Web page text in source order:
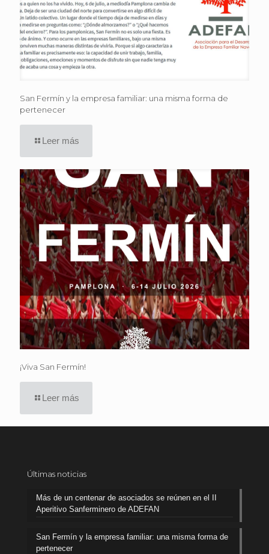
San Fermín y la empresa familiar: una misma forma de
pertenecer
Leer más
¡Viva San Fermín!
Leer más
Últimas noticias
Más de un centenar de asociados se reúnen en el II
Aperitivo Sanferminero de ADEFAN
San Fermín y la empresa familiar: una misma forma de
pertenecer